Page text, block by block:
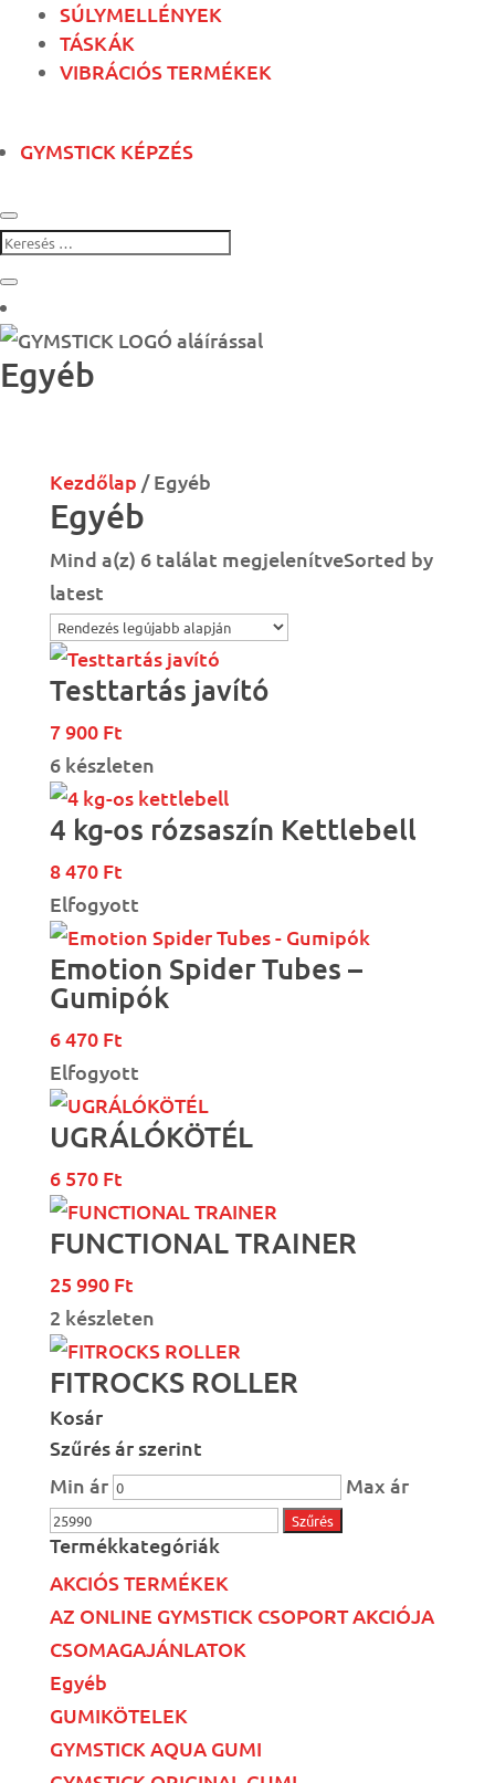
SÚLYMELLÉNYEK
TÁSKÁK
VIBRÁCIÓS TERMÉKEK
GYMSTICK KÉPZÉS
Egyéb
Kezdőlap / Egyéb
Egyéb
Mind a(z) 6 találat megjelenítveSorted by
latest
Testtartás javító
7 900 Ft
6 készleten
4 kg-os rózsaszín Kettlebell
8 470 Ft
Elfogyott
Emotion Spider Tubes –
Gumipók
6 470 Ft
Elfogyott
UGRÁLÓKÖTÉL
6 570 Ft
FUNCTIONAL TRAINER
25 990 Ft
2 készleten
FITROCKS ROLLER
Kosár
Szűrés ár szerint
Min ár
Max ár
Szűrés
Termékkategóriák
AKCIÓS TERMÉKEK
AZ ONLINE GYMSTICK CSOPORT AKCIÓJA
CSOMAGAJÁNLATOK
Egyéb
GUMIKÖTELEK
GYMSTICK AQUA GUMI